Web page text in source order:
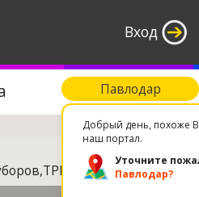
Вход
Павлодар
Добрый день, похоже
наш портал.
Уточните
Павлодар?
Поиск